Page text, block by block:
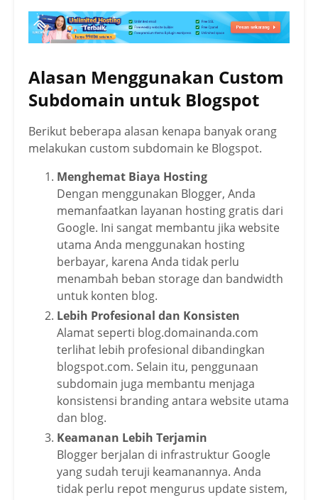
Alasan Menggunakan Custom
Subdomain untuk Blogspot
Berikut beberapa alasan kenapa banyak orang
melakukan custom subdomain ke Blogspot.
Menghemat Biaya Hosting
Dengan menggunakan Blogger, Anda
memanfaatkan layanan hosting gratis dari
Google. Ini sangat membantu jika website
utama Anda menggunakan hosting
berbayar, karena Anda tidak perlu
menambah beban storage dan bandwidth
untuk konten blog.
Lebih Profesional dan Konsisten
Alamat seperti blog.domainanda.com
terlihat lebih profesional dibandingkan
blogspot.com. Selain itu, penggunaan
subdomain juga membantu menjaga
konsistensi branding antara website utama
dan blog.
Keamanan Lebih Terjamin
Blogger berjalan di infrastruktur Google
yang sudah teruji keamanannya. Anda
tidak perlu repot mengurus update sistem,